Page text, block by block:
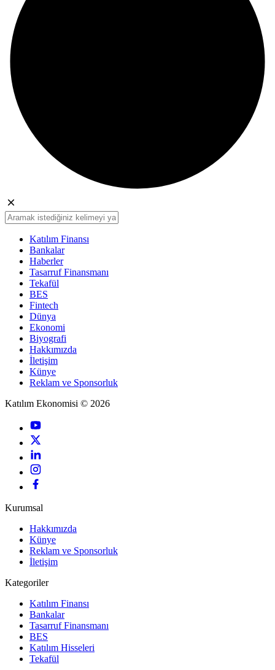
Katılım Finansı
Bankalar
Haberler
Tasarruf Finansmanı
Tekafül
BES
Fintech
Dünya
Ekonomi
Biyografi
Hakkımızda
İletişim
Künye
Reklam ve Sponsorluk
Katılım Ekonomisi © 2026
Kurumsal
Hakkımızda
Künye
Reklam ve Sponsorluk
İletişim
Kategoriler
Katılım Finansı
Bankalar
Tasarruf Finansmanı
BES
Katılım Hisseleri
Tekafül